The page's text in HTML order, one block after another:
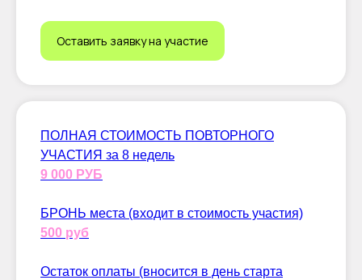
Оставить заявку на участие
ПОЛНАЯ СТОИМОСТЬ ПОВТОРНОГО
УЧАСТИЯ за 8 недель
9 000 РУБ
БРОНЬ места (входит в стоимость участия)
500 руб
Остаток оплаты (вносится в день старта